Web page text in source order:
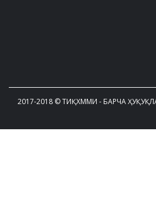
2017-2018 © ТИҚХММИ - БАРЧА